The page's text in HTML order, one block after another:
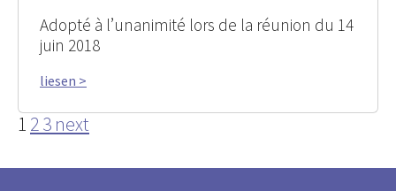
Adopté à l’unanimité lors de la réunion du 14
juin 2018
liesen >
1 23 next